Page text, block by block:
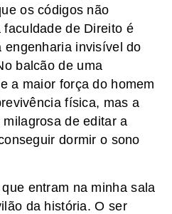
os códigos não
de Direito é
engenharia invisível do
balcão de uma
a maior força do homem
física, mas a
de editar a
dormir o sono
entram na minha sala
da história. O ser